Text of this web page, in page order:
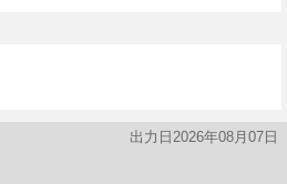
出力日2026年08月07日